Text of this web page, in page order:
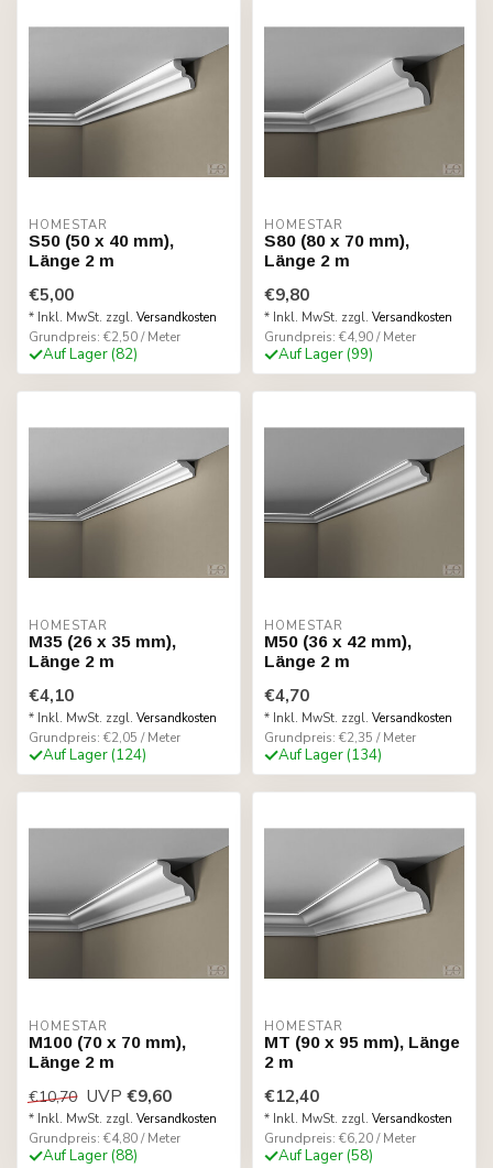
HOMESTAR
S50 (50 x 40 mm),
Länge 2 m
€5,00
* Inkl. MwSt. zzgl. Versandkosten
Grundpreis: €2,50 / Meter
Auf Lager (82)
HOMESTAR
S80 (80 x 70 mm),
Länge 2 m
€9,80
* Inkl. MwSt. zzgl. Versandkosten
Grundpreis: €4,90 / Meter
Auf Lager (99)
HOMESTAR
M35 (26 x 35 mm),
Länge 2 m
€4,10
* Inkl. MwSt. zzgl. Versandkosten
Grundpreis: €2,05 / Meter
Auf Lager (124)
HOMESTAR
M50 (36 x 42 mm),
Länge 2 m
€4,70
* Inkl. MwSt. zzgl. Versandkosten
Grundpreis: €2,35 / Meter
Auf Lager (134)
HOMESTAR
M100 (70 x 70 mm),
Länge 2 m
€10,70 UVP €9,60
* Inkl. MwSt. zzgl. Versandkosten
Grundpreis: €4,80 / Meter
Auf Lager (88)
HOMESTAR
MT (90 x 95 mm), Länge
2 m
€12,40
* Inkl. MwSt. zzgl. Versandkosten
Grundpreis: €6,20 / Meter
Auf Lager (58)